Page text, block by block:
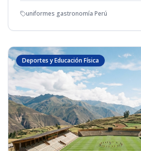
uniformes gastronomía Perú
Deportes y Educación Física